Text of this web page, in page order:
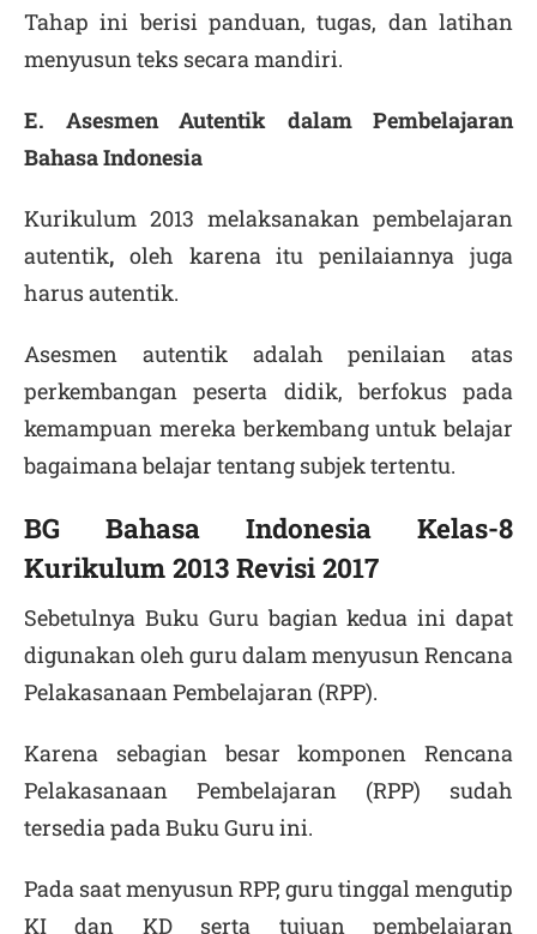
Tahap ini berisi panduan, tugas, dan latihan
menyusun teks secara mandiri.
E. Asesmen Autentik dalam Pembelajaran
Bahasa Indonesia
Kurikulum 2013 melaksanakan pembelajaran
autentik, oleh karena itu penilaiannya juga
harus autentik.
Asesmen autentik adalah penilaian atas
perkembangan peserta didik, berfokus pada
kemampuan mereka berkembang untuk belajar
bagaimana belajar tentang subjek tertentu.
BG Bahasa Indonesia Kelas-8
Kurikulum 2013 Revisi 2017
Sebetulnya Buku Guru bagian kedua ini dapat
digunakan oleh guru dalam menyusun Rencana
Pelakasanaan Pembelajaran (RPP).
Karena sebagian besar komponen Rencana
Pelakasanaan Pembelajaran (RPP) sudah
tersedia pada Buku Guru ini.
Pada saat menyusun RPP, guru tinggal mengutip
KI dan KD serta tujuan pembelajaran